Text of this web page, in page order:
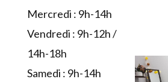
Mercredi : 9h-14h
Vendredi : 9h-12h /
14h-18h
Samedi : 9h-14h